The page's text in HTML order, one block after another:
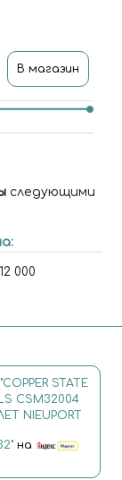
В магазин
следующими
000
"COPPER STATE
CSM32004
NIEUPORT
на